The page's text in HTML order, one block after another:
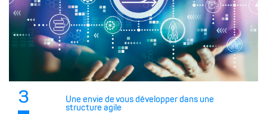
3
Une envie de vous développer dans une
structure agile